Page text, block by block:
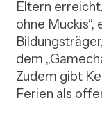
Eltern
ohne
dem
Zudem gibt
Ferien als